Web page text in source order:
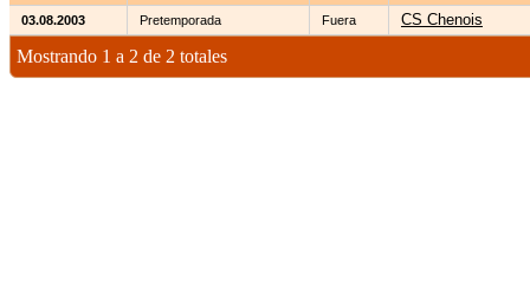
03.08.2003 Pretemporada Fuera CS Chenois
Mostrando 1 a 2 de 2 totales